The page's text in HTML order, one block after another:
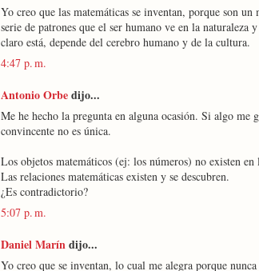
Yo creo que las matemáticas se inventan, porque son
serie de patrones que el ser humano ve en la
claro está, depende del cerebro humano y de la cultura.
4:47 p. m.
Antonio Orbedijo...
Me he hecho la pregunta en alguna ocasión. Si algo me
convincente no es única.
Los objetos matemáticos (ej: los números) no existen
Las relaciones matemáticas existen y se descubren.
¿Es contradictorio?
5:07 p. m.
Daniel Maríndijo...
Yo creo que se inventan, lo cual me alegra porque